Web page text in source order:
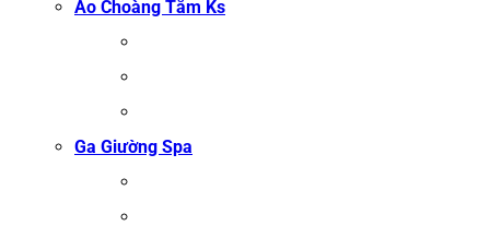
Áo Choàng Tắm Ks
Ga Giường Spa